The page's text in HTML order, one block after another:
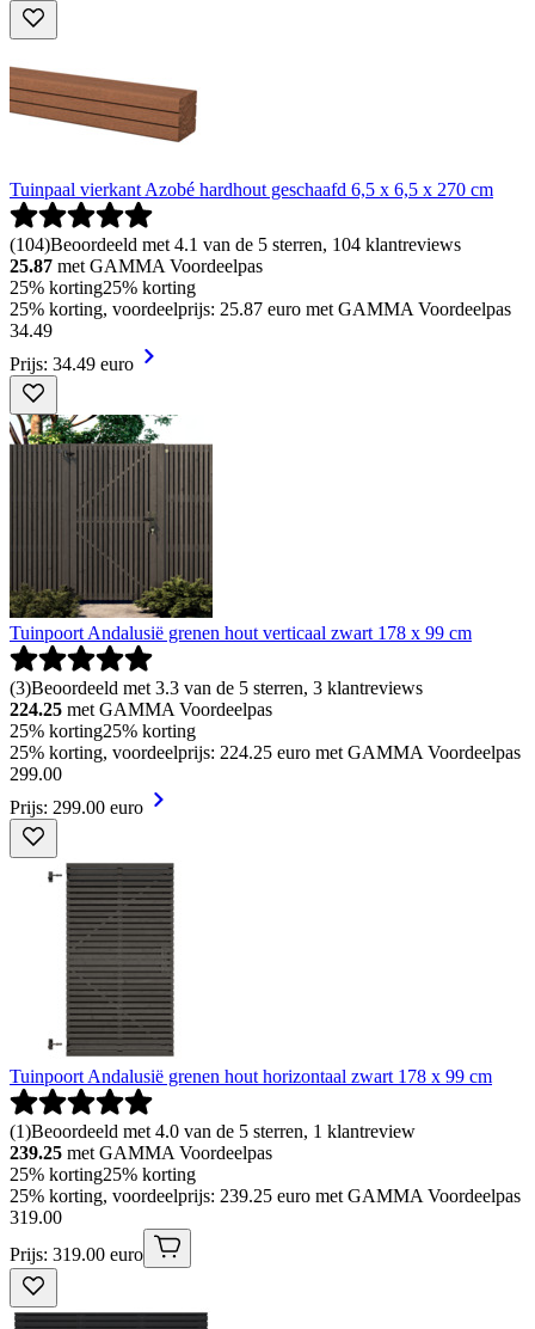
Tuinpaal vierkant Azobé hardhout geschaafd 6,5 x 6,5 x 270 cm
(104)Beoordeeld met 4.1 van de 5 sterren, 104 klantreviews
25.87 met GAMMA Voordeelpas
25% korting25% korting
25% korting, voordeelprijs: 25.87 euro met GAMMA Voordeelpas
34.49
Prijs: 34.49 euro
Tuinpoort Andalusië grenen hout verticaal zwart 178 x 99 cm
(3)Beoordeeld met 3.3 van de 5 sterren, 3 klantreviews
224.25 met GAMMA Voordeelpas
25% korting25% korting
25% korting, voordeelprijs: 224.25 euro met GAMMA Voordeelpas
299.00
Prijs: 299.00 euro
Tuinpoort Andalusië grenen hout horizontaal zwart 178 x 99 cm
(1)Beoordeeld met 4.0 van de 5 sterren, 1 klantreview
239.25 met GAMMA Voordeelpas
25% korting25% korting
25% korting, voordeelprijs: 239.25 euro met GAMMA Voordeelpas
319.00
Prijs: 319.00 euro